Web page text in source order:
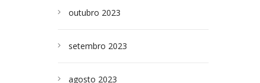
outubro 2023
setembro 2023
agosto 2023